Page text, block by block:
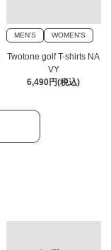
MEN'S WOMEN'S
Twotone golf T-shirts NA
VY
6,490円(税込)